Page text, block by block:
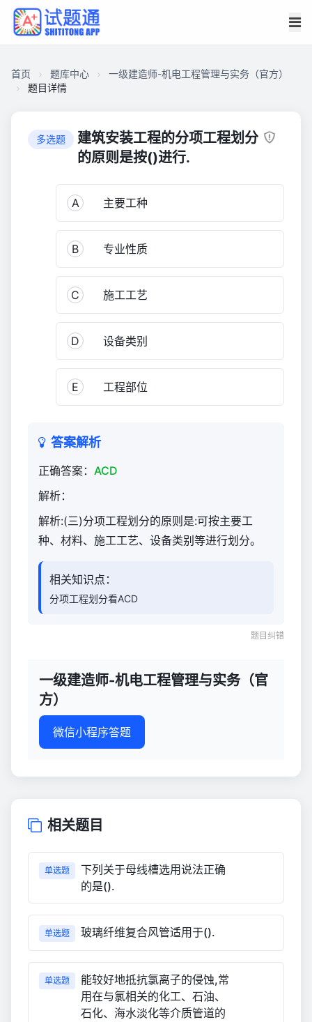
首页 题库中心
一级建造师-机电工程管理与实务（官方）
题目详情
多选题
建筑安装工程的分项工程划分
的原则是按()进行.
A 主要工种
B 专业性质
C 施工工艺
D 设备类别
E 工程部位
答案解析
正确答案： ACD
解析：
解析:(三)分项工程划分的原则是:可按主要工
种、材料、施工工艺、设备类别等进行划分。
相关知识点：
分项工程划分看ACD
题目纠错
一级建造师-机电工程管理与实务（官
方）
微信小程序答题
相关题目
单选题
下列关于母线槽选用说法正确
的是().
单选题 玻璃纤维复合风管适用于().
单选题
能较好地抵抗氯离子的侵蚀,常
用在与氯相关的化工、石油、
石化、海水淡化等介质管道的